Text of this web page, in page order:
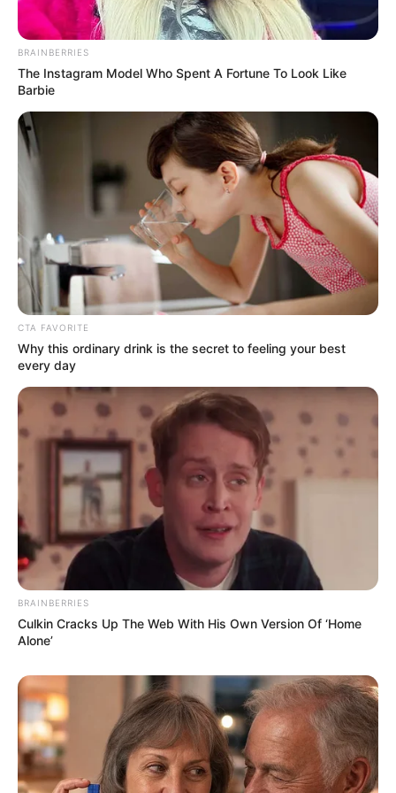
Instagram: @ashleyk_hawaii
TikTok:@ashleyk_hawaii
YouTube: –
Tinggi, Berat & Penampilan Fisik
Tinggi: 168 cm
Golongan Darah: –
Warna Rambut: Pirang
Warna Mata: Coklat
Warna Kulit: –
Ukuran Tubuh: –
Ukuran Sepatu: –
Ukuran Baju: –
Pendidikan
Universitas Negeri Angelo
Keluarga
Ayah: –
Ibu: –
Saudara Laki-laki: –
Suami & Pacar
Brian Kolfage
Ia menikah dengan seorang pengusaha dan pebisnis bernama
Brian Kolfage pada tahun 2011. Kedunya pertama kali bertemu di
BRAINBERRIES
The Instagram Model Who Spent A Fortune To Look Like
Barbie
CTA FAVORITE
Why this ordinary drink is the secret to feeling your best
every day
BRAINBERRIES
Culkin Cracks Up The Web With His Own Version Of ‘Home
Alone’